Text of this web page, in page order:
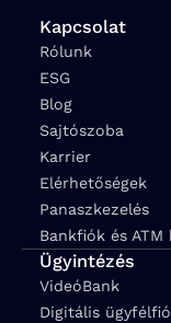
Kapcsolat
Rólunk
ESG
Blog
Sajtószoba
Karrier
Elérhetőségek
Panaszkezelés
Bankfiók és ATM
Ügyintézés
VideóBank
Digitális